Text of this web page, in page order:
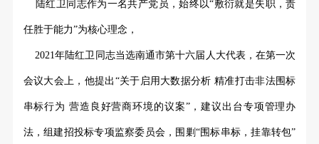
陆红卫同志作为一名共产党员，始终以“敷衍就是失职，责
任胜于能力”为核心理念，
2021年陆红卫同志当选南通市第十六届人大代表，在第一次
会议大会上，他提出 “关于启用大数据分析 精准打击非法围标
串标行为 营造良好营商环境的议案”，建议出台专项管理办
法，组建招投标专项监察委员会，围剿“围标串标，挂靠转包”